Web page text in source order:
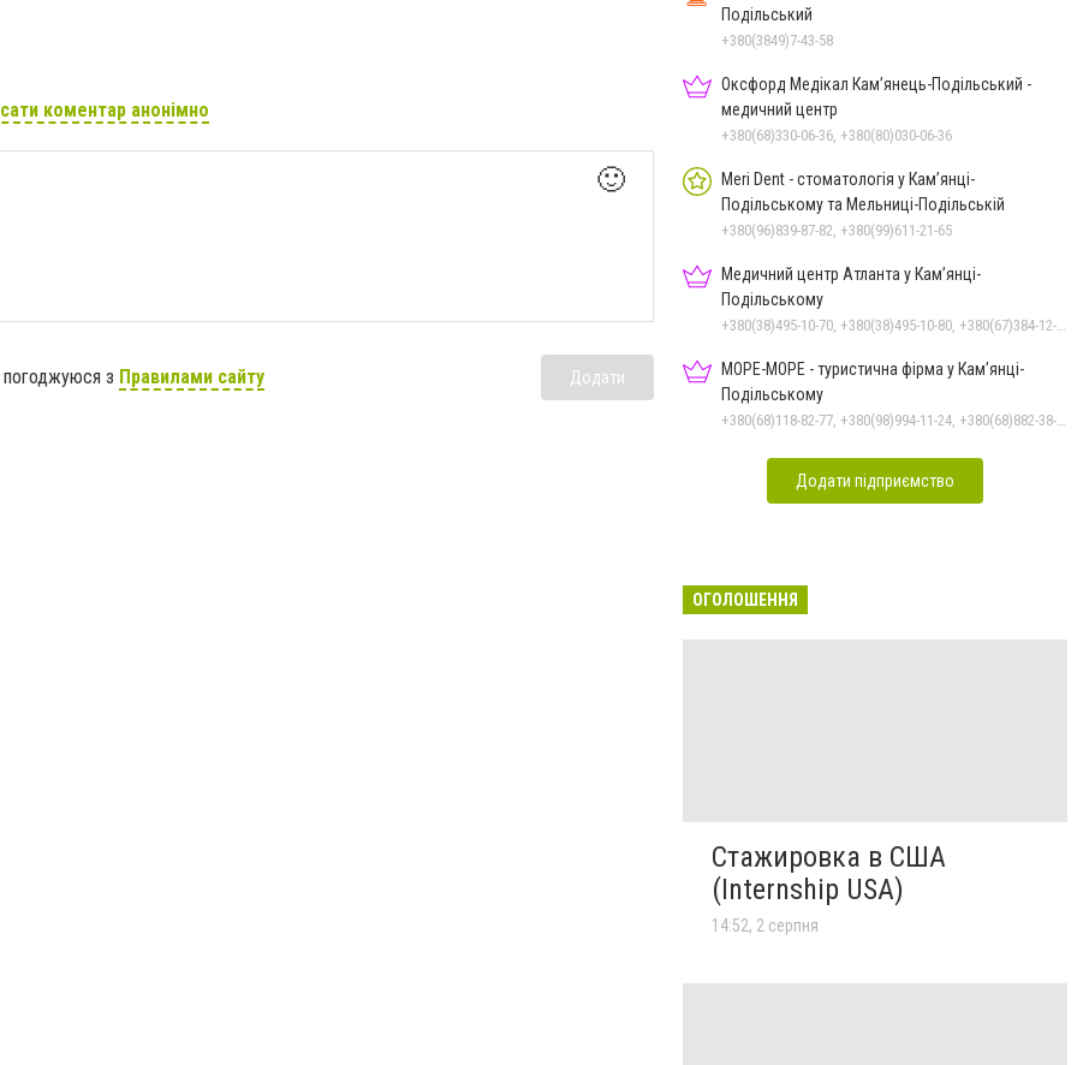
коментар анонімно
🙂
з Правилами сайту Додати
Подільський
+380(3849)7-43-58
Оксфорд Медікал Кам’янець-Подільський -
медичний центр
+380(68)330-06-36, +380(80)030-06-36
Meri Dent - стоматологія у Кам’янці-
Подільському та Мельниці-Подільській
+380(96)839-87-82, +380(99)611-21-65
Медичний центр Атланта у Кам’янці-
Подільському
+380(38)495-10-70, +380(38)495-10-80, +380(67)384-12-07
МОРЕ-МОРЕ - туристична фірма у Кам’янці-
Подільському
+380(68)118-82-77, +380(98)994-11-24, +380(68)882-38-28
Додати підприємство
ОГОЛОШЕННЯ
Стажировка в США
(Internship USA)
14:52, 2 серпня